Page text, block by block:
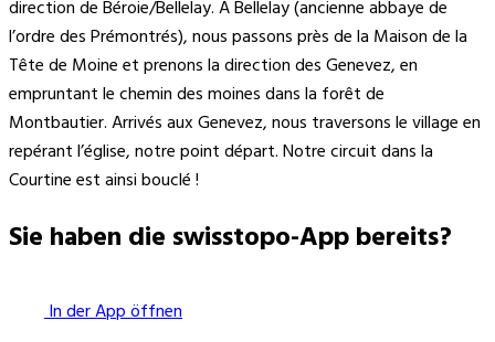
direction de Béroie/Bellelay. A Bellelay (ancienne abbaye de
l’ordre des Prémontrés), nous passons près de la Maison de la
Tête de Moine et prenons la direction des Genevez, en
empruntant le chemin des moines dans la forêt de
Montbautier. Arrivés aux Genevez, nous traversons le village en
repérant l’église, notre point départ. Notre circuit dans la
Courtine est ainsi bouclé !
Sie haben die swisstopo-App bereits?
In der App öffnen